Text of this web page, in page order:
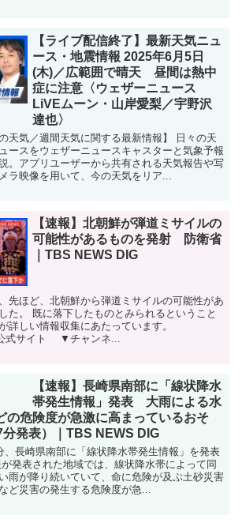
【ライブ配信終了】最新天気ニュ
ース・地震情報 2025年6月5日
(木)／広範囲で晴天 昼間は熱中
症に注意〈ウェザーニュース
LiVEムーン・山岸愛梨／宇野沢
達也〉
天気／週間天気に関する最新情報】 日々の天
ースをウェザーニュースキャスターと気象予報
。アプリユーザーから共有される天気報告や写
ラ映像を用いて、今の天気をリア...
【速報】北朝鮮が弾道ミサイルの
可能性があるものを発射 防衛省
｜TBS NEWS DIG
先ほど、北朝鮮から弾道ミサイルの可能性があ
た。 既に落下したものとみられるということ
詳しい情報収集にあたっています。
式サイト ▼チャンネ...
【速報】長崎県南部に「線状降水
帯発生情報」発表 大雨による水
の危険度が急激に高まっているおそ
発表）｜TBS NEWS DIG
、長崎県南部に「線状降水帯発生情報」を発表
発表された地域では、線状降水帯によって同
雨が降り続いていて、命に危険が及ぶ土砂災害
ど災害の発生する危険度が急...